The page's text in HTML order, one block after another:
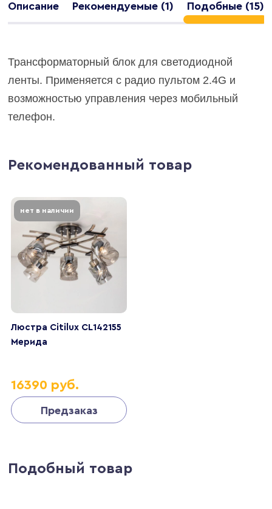
Описание Рекомендуемые (1) Подобные (15)
Трансформаторный блок для светодиодной
ленты. Применяется с радио пультом 2.4G и
возможностью управления через мобильный
телефон.
Рекомендованный товар
Люстра Citilux CL142155
Мерида
нет в наличии
16390 руб.
Предзаказ
Подобный товар